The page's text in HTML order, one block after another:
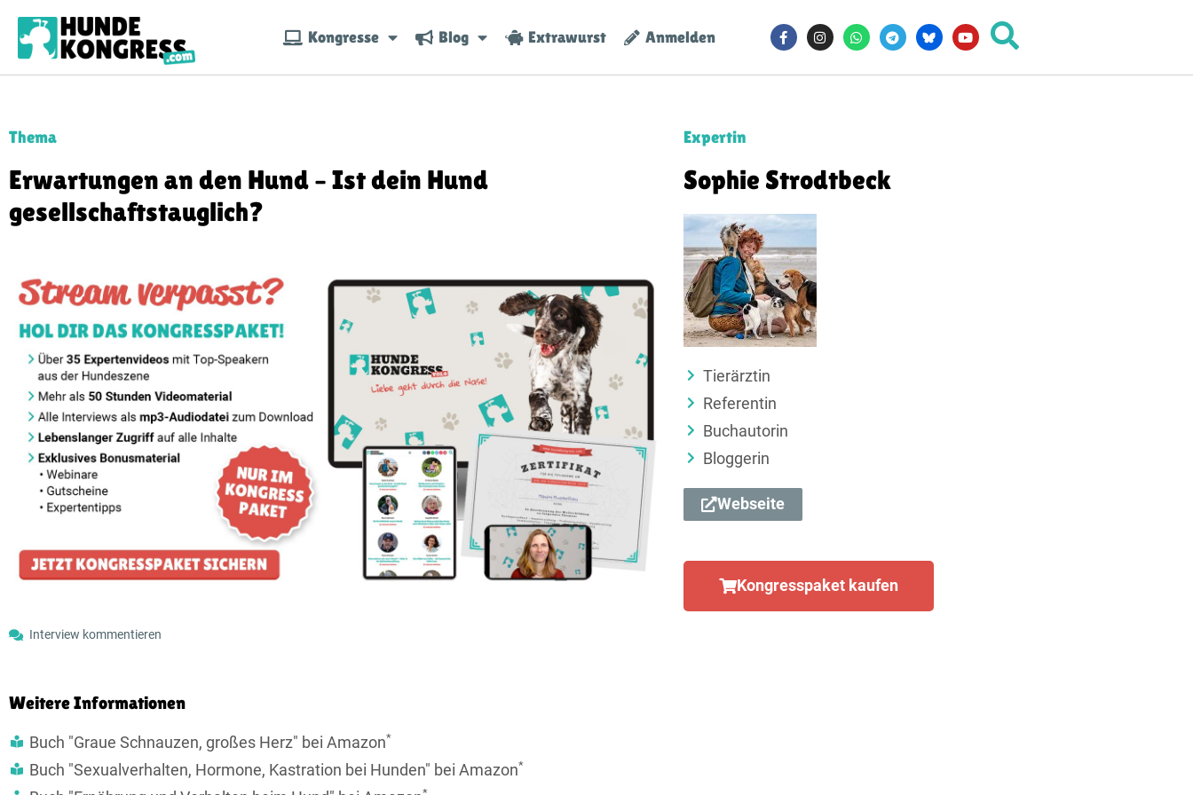
Kongresse Blog Extrawurst Anmelden
Thema
Erwartungen an den Hund – Ist dein Hund
gesellschaftstauglich?
Interview kommentieren
Weitere Informationen
Buch "Graue Schnauzen, großes Herz" bei Amazon*
Buch "Sexualverhalten, Hormone, Kastration bei Hunden" bei Amazon*
Expertin
Sophie Strodtbeck
Tierärztin
Referentin
Buchautorin
Bloggerin
Webseite
Kongresspaket kaufen